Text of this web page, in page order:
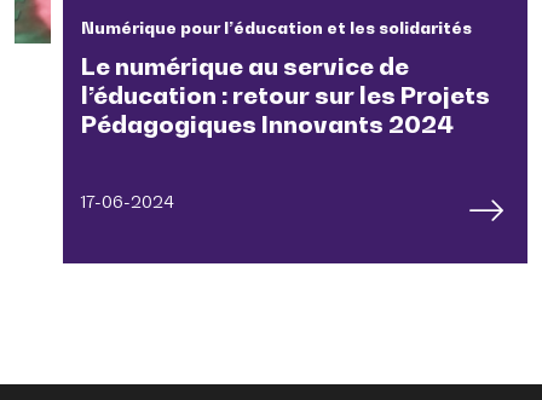
Numérique pour l’éducation et les solidarités
Le numérique au service de
l’éducation : retour sur les Projets
Pédagogiques Innovants 2024
17-06-2024